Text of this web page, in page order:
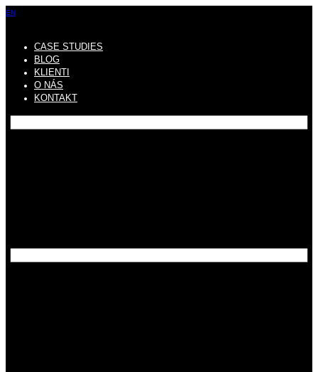
Přejít
EN
CASE STUDIES
BLOG
KLIENTI
O NÁS
KONTAKT